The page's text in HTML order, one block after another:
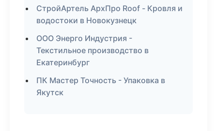
СтройАртель АрхПро Roof - Кровля и
водостоки в Новокузнецк
ООО Энерго Индустрия -
Текстильное производство в
Екатеринбург
ПК Мастер Точность - Упаковка в
Якутск